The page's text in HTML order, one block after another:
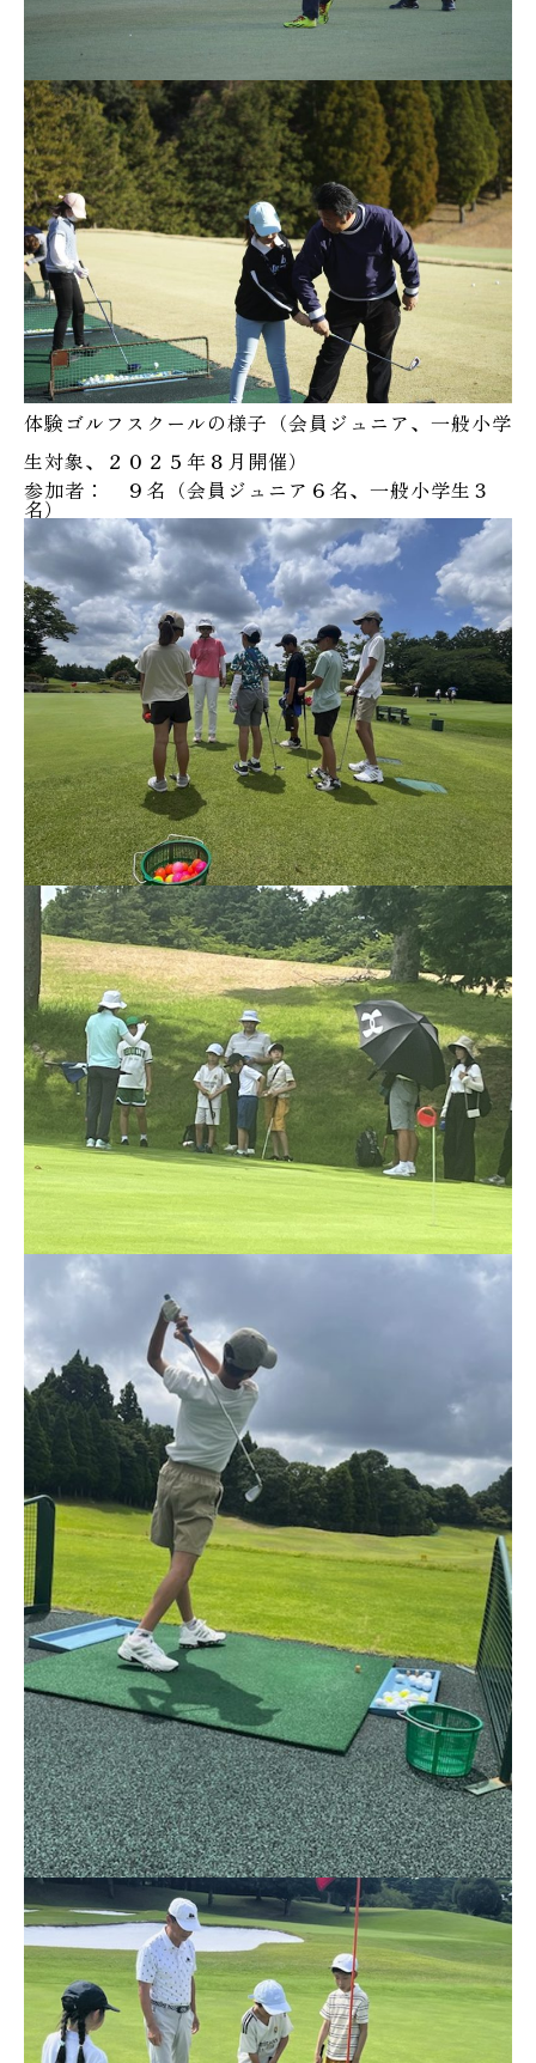
体験ゴルフスクールの様子（会員ジュニア、一般小学
生対象、２０２５年８月開催）
参加者： ９名（会員ジュニア６名、一般小学生３
名）